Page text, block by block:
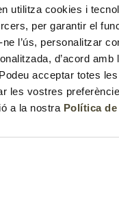
utilitza cookies i
per garantir el
l’ús, personalitzar
d’acord amb
acceptar totes
les vostres
a la nostra Política
cap de rap i serviu-ho.